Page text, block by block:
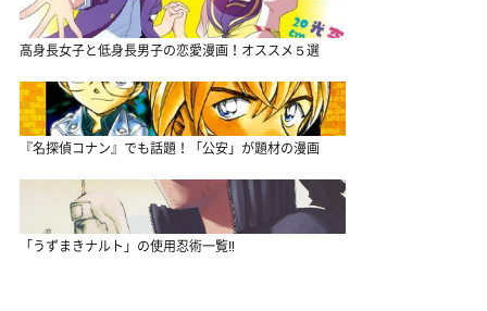
高身長女子と低身長男子の恋愛漫画！オススメ５選
『名探偵コナン』でも話題！「公安」が題材の漫画
「うずまきナルト」の使用忍術一覧‼